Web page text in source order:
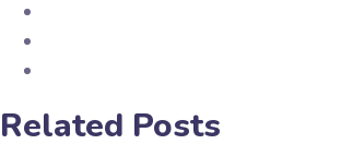
Related Posts